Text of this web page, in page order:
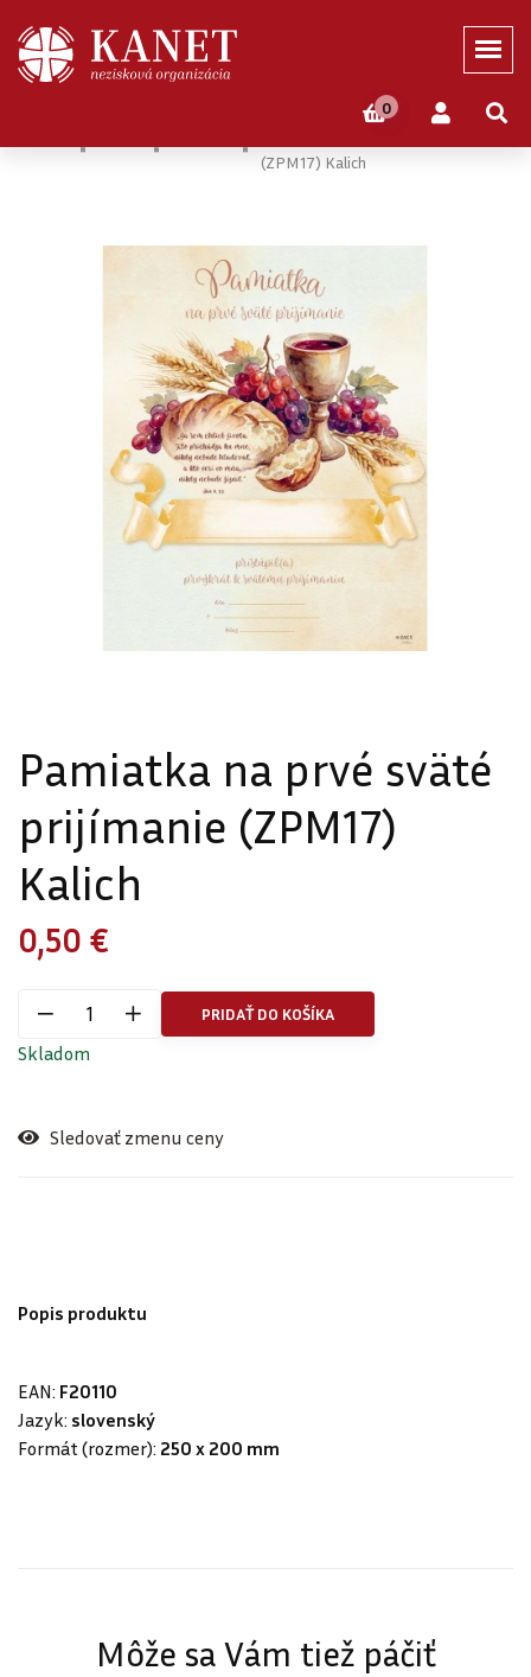
0
(ZPM17) Kalich
Pamiatka na prvé sväté
prijímanie (ZPM17)
Kalich
0,50 €
PRIDAŤ DO KOŠÍKA
Skladom
Sledovať zmenu ceny
Popis produktu
EAN: F20110
Jazyk: slovenský
Formát (rozmer): 250 x 200 mm
Môže sa Vám tiež páčiť